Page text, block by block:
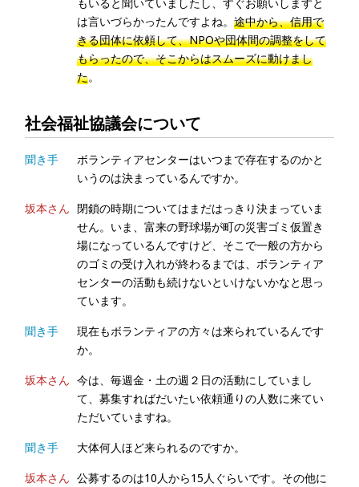
は言いづらかったんですよね。途中から、信用で
きる団体に依頼して、NPOや団体間の調整をして
もらったので、そこからはスムーズに動けまし
た。
社会福祉協議会について
聞き手
ボランティアセンターはいつまで存在するのかと
いうのは決まっているんですか。
坂本さん 閉鎖の時期についてはまだはっきり決まっていま
せん。いま、富来の野球場が町の災害ゴミ仮置き
場になっているんですけど、そこで一般の方から
のゴミの受け入れが終わるまでは、ボランティア
センターの活動も続けないといけないかなと思っ
ています。
聞き手
現在もボランティアの方々は来られているんです
か。
坂本さん 今は、毎週金・土の週２日の活動にしていまし
て、募集すればだいたい依頼通りの人数に来てい
ただいていますね。
聞き手
大体何人ほど来られるのですか。
坂本さん 公募するのは10人から15人ぐらいです。その他に